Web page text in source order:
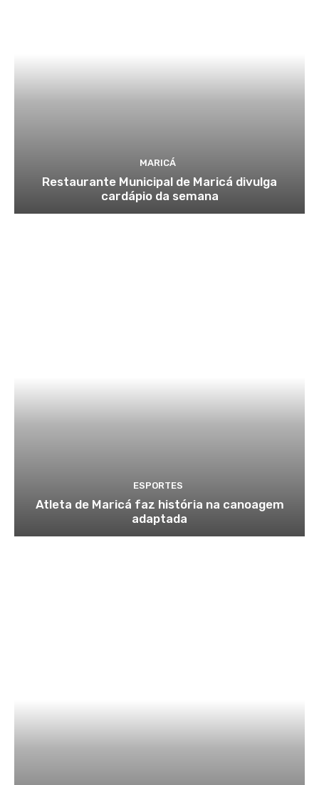
MARICÁ
Restaurante Municipal de Maricá divulga
cardápio da semana
ESPORTES
Atleta de Maricá faz história na canoagem
adaptada